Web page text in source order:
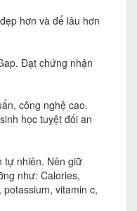
hơn và để lâu hơn
Đạt chứng nhận
công nghệ cao.
học tuyệt đối an
tự nhiên. Nên giữ
như: Calories,
vitamin c,